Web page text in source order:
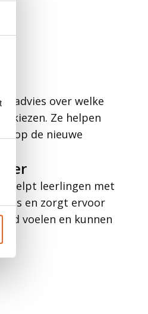
advies over welke
kiezen. Ze helpen
op de nieuwe
helpt leerlingen met
en zorgt ervoor
voelen en kunnen